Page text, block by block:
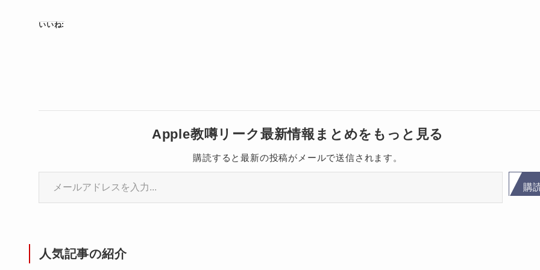
いいね:
Apple教噂リーク最新情報まとめをもっと見る
購読すると最新の投稿がメールで送信されます。
メールアドレスを入力...
購
人気記事の紹介